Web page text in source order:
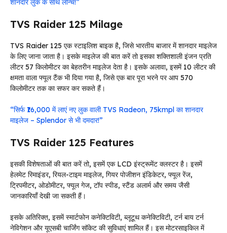
शानदार लुक के साथ लॉन्च!”
TVS Raider 125 Milage
TVS Raider 125 एक स्टाइलिश बाइक है, जिसे भारतीय बाजार में शानदार माइलेज
के लिए जाना जाता है। इसके माइलेज की बात करें तो इसका शक्तिशाली इंजन प्रति
लीटर 57 किलोमीटर का बेहतरीन माइलेज देता है। इसके अलावा, इसमें 10 लीटर की
क्षमता वाला फ्यूल टैंक भी दिया गया है, जिसे एक बार पूरा भरने पर आप 570
किलोमीटर तक का सफर कर सकते हैं।
“सिर्फ ₹16,000 में लाएं नए लुक वाली TVS Radeon, 75kmpl का शानदार
माइलेज – Splendor से भी दमदार!”
TVS Raider 125 Features
इसकी विशेषताओं की बात करें तो, इसमें एक LCD इंस्ट्रूमेंट क्लस्टर है। इसमें
हेलमेट रिमाइंडर, रियल-टाइम माइलेज, गियर पोजीशन इंडिकेटर, फ्यूल रेंज,
ट्रिपमीटर, ओडोमीटर, फ्यूल गेज, टॉप स्पीड, स्टैंड अलार्म और समय जैसी
जानकारियाँ देखी जा सकती हैं।
इसके अतिरिक्त, इसमें स्मार्टफोन कनेक्टिविटी, ब्लूटूथ कनेक्टिविटी, टर्न बाय टर्न
नेविगेशन और यूएसबी चार्जिंग सॉकेट की सुविधाएं शामिल हैं। इस मोटरसाइकिल में